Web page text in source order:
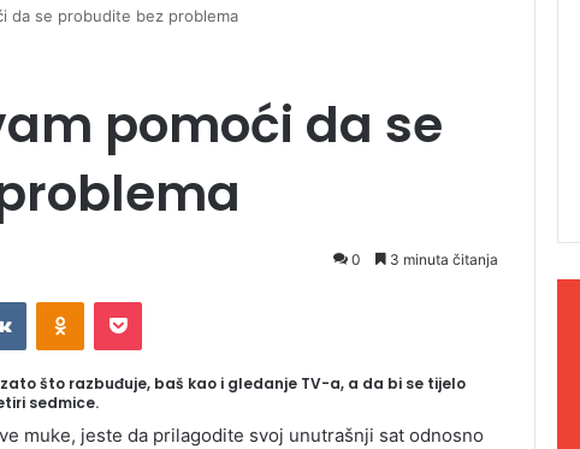
da se probudite bez problema
pomoći da se
0 3 minuta čitanja
što razbuđuje, baš kao i gledanje TV-a, a da bi se tijelo
sedmice.
muke, jeste da prilagodite svoj unutrašnji sat odnosno